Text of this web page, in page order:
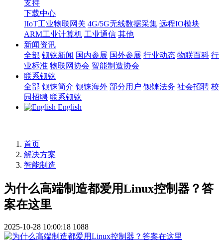
支持
下载中心
IIoT工业物联网关 4G/5G无线数据采集 远程IO模块
ARM工业计算机 工业通信 其他
新闻资讯
全部 钡铼新闻 国内参展 国外参展 行业动态 物联百科 行
业标准 物联网协会 智能制造协会
联系钡铼
全部 钡铼简介 钡铼海外 部分用户 钡铼法务 社会招聘 校
园招聘 联系钡铼
English
首页
解决方案
智能制造
为什么高端制造都爱用Linux控制器？答
案在这里
2025-10-28 10:00:18 1088